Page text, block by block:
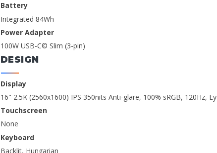
Battery
Integrated 84Wh
Power Adapter
100W USB-C© Slim (3-pin)
DESIGN
Display
16" 2.5K (2560x1600) IPS 350nits Anti-glare, 100% sRGB, 120Hz,
Touchscreen
None
Keyboard
Backlit, Hungarian